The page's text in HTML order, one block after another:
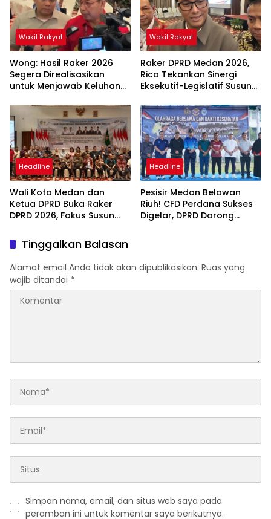
Wakil Rakyat
Wong: Hasil Raker 2026
Segera Direalisasikan
untuk Menjawab Keluhan
Wakil Rakyat
Raker DPRD Medan 2026,
Rico Tekankan Sinergi
Eksekutif-Legislatif Susun
Headline
Wali Kota Medan dan
Ketua DPRD Buka Raker
DPRD 2026, Fokus Susun
Berbasis Digitalisasi dan
Inovasi
Headline
Pesisir Medan Belawan
Riuh! CFD Perdana Sukses
Digelar, DPRD Dorong
Tinggalkan Balasan
Alamat email Anda tidak akan dipublikasikan. Ruas yang
wajib ditandai *
Simpan nama, email, dan situs web saya pada
peramban ini untuk komentar saya berikutnya.